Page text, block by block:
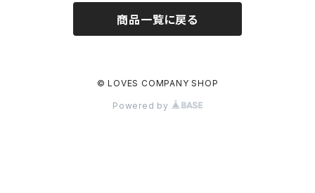
商品一覧に戻る
© LOVES COMPANY SHOP
Powered by